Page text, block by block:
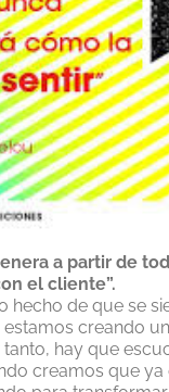
a partir de
el cliente”.
hecho de que se
creando
hay que
creamos que ya